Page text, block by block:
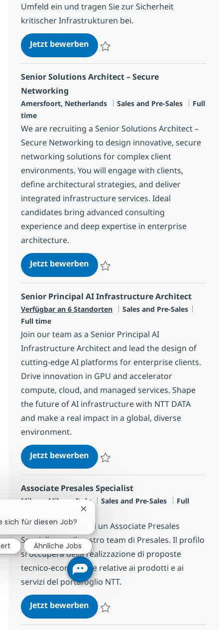
Umfeld ein und tragen Sie zur Sicherheit
kritischer Infrastrukturen bei.
Jetzt bewerbenSenior Solution Architect -
Senior Solutions Architect – Secure
Networking
Standort
Amersfoort, Netherlands Kategorie
Sales and Pre-Sales Jobtyp
Full
time
We are recruiting a Senior Solutions Architect –
Secure Networking to design innovative, secure
networking solutions for complex client
environments. You will engage with clients,
define architectural strategies, and deliver
integrated infrastructure services. Ideal
candidates bring advanced consulting
experience and deep expertise in enterprise
architecture.
Jetzt bewerbenSenior Solutions Architect –
Senior Principal AI Infrastructure Architect
Verfügbar an 6 Standorten Kategorie
Sales and Pre-Sales
Full time
Join our team as a Senior Principal AI
Infrastructure Architect and lead the design of
cutting-edge AI platforms for enterprise clients.
Drive innovation in GPU and accelerator
compute, cloud, and managed services. Shape
the future of AI infrastructure with NTT DATA
and make a real impact in a global, diverse
environment.
Jetzt bewerbenSenior Principal AI
Associate Presales Specialist
Standort
Milano, Milano, Italy Kategorie
Sales and Pre-Sales Jobtyp
Full
Siamo alla ricerca di un Associate Presales
Specialist per il nostro team di Presales. Il profilo
si occuperà della realizzazione di proposte
tecnico-economiche relative ai prodotti e ai
servizi del portafoglio NTT.
Jetzt bewerbenAssociate Presales Specialist
sich für diesen Job?
Chatbot-Benachrichtigung schließen
Ähnliche Jobs